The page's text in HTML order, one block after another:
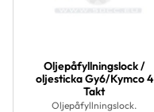
Oljepåfyllningslock /
oljesticka Gy6/Kymco 4
Takt
Oljepåfyllningslock.